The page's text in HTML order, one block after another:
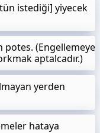
istediği] yiyecek
(Engellemeye
aptalcadır.)
yerden
hataya